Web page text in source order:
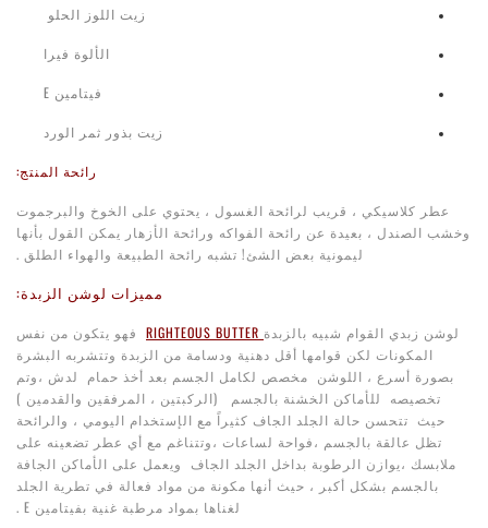
زيت اللوز الحلو
الألوة فيرا
فيتامين E
زيت بذور ثمر الورد
رائحة المنتج:
عطر كلاسيكي ، قريب لرائحة الغسول ، يحتوي على الخوخ والبرجموت
وخشب الصندل ، بعيدة عن رائحة الفواكه ورائحة الأزهار يمكن القول بأنها
ليمونية بعض الشئ! تشبه رائحة الطبيعة والهواء الطلق .
مميزات لوشن الزبدة:
لوشن زبدي القوام شبيه بالزبدة
فهو يتكون من نفس
المكونات لكن قوامها أقل دهنية ودسامة من الزبدة وتتشربه البشرة
بصورة أسرع ، اللوشن مخصص لكامل الجسم بعد أخذ حمام لدش ،وتم
تخصيصه للأماكن الخشنة بالجسم (الركبتين ، المرفقين والقدمين )
حيث تتحسن حالة الجلد الجاف كثيراً مع الإستخدام اليومي ، والرائحة
تظل عالقة بالجسم ،فواحة لساعات ،وتتناغم مع أي عطر تضعينه على
ملابسك ،يوازن الرطوبة بداخل الجلد الجاف ويعمل على الأماكن الجافة
بالجسم بشكل أكبر ، حيث أنها مكونة من مواد فعالة في تطرية الجلد
لغناها بمواد مرطبة غنية بفيتامين E .